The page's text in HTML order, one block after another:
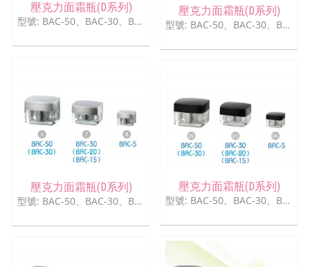
壓克力面霜瓶(D系列)
型號: BAC-50、BAC-30、BAC-5
壓克力面霜瓶(D系列)
型號: BAC-50、BAC-30、BAC-5
壓克力面霜瓶(D系列)
型號: BAC-50、BAC-30、BAC-5
壓克力面霜瓶(D系列)
型號: BAC-50、BAC-30、BAC-5